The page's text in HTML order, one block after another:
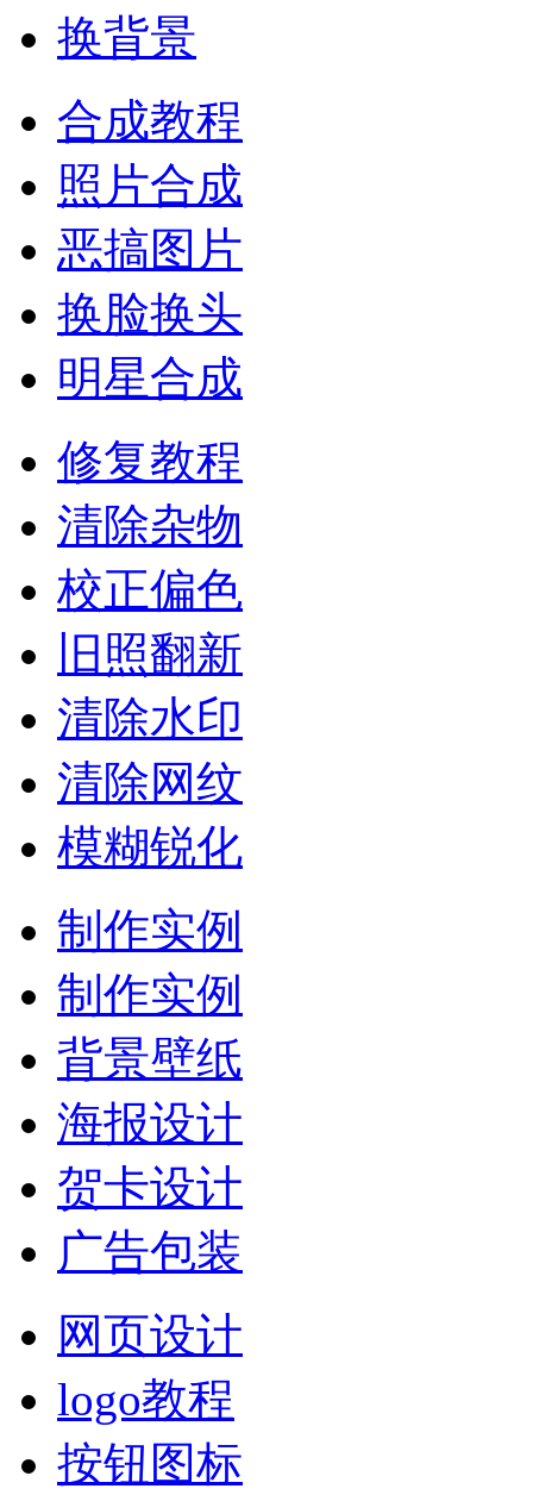
换背景
合成教程
照片合成
恶搞图片
换脸换头
明星合成
修复教程
清除杂物
校正偏色
旧照翻新
清除水印
清除网纹
模糊锐化
制作实例
制作实例
背景壁纸
海报设计
贺卡设计
广告包装
网页设计
logo教程
按钮图标